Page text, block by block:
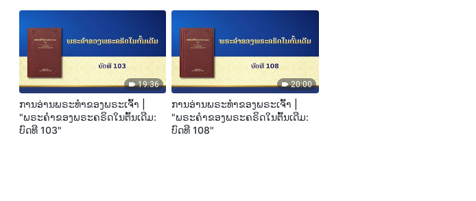
19:36
ການອ່ານພຣະທຳຂອງພຣະເຈົ້າ |
"ພຣະຄຳຂອງພຣະຄຣິດໃນຕົ້ນເດີມ:
ບົດທີ 103"
20:00
ການອ່ານພຣະທຳຂອງພຣະເຈົ້າ |
"ພຣະຄຳຂອງພຣະຄຣິດໃນຕົ້ນເດີມ:
ບົດທີ 108"